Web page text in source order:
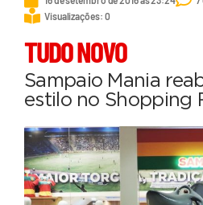
Visualizações: 0
TUDO NOVO
Sampaio Mania
estilo no Shopping